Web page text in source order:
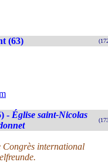
(63)
- Église saint-Nicolas
Congrès international